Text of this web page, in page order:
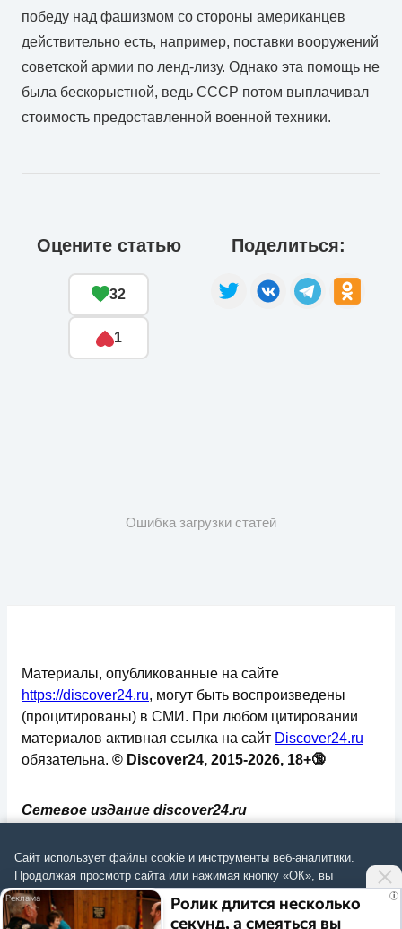
победу над фашизмом со стороны американцев
действительно есть, например, поставки вооружений
советской армии по ленд-лизу. Однако эта помощь не
была бескорыстной, ведь СССР потом выплачивал
стоимость предоставленной военной техники.
Оцените статью
32
1
Поделиться:
Ошибка загрузки статей
Сетевое издание discover24.ru
надзору в сфере связи, информационных
технологий и массовых коммуникаций
(Роскомнадзор). Регистрационный номер: ЭЛ №
ФС 77 - 73793.
Материалы, опубликованные на сайте
https://discover24.ru, могут быть воспроизведены
(процитированы) в СМИ. При любом цитировании
материалов активная ссылка на сайт Discover24.ru
обязательна. © Discover24, 2015-2026, 18+🔞
i
Ролик длится несколько
секунд, а смеяться вы
Сайт использует файлы cookie и инструменты веб-аналитики.
Продолжая просмотр сайта или нажимая кнопку «ОК», вы
подтверждаетесогласие на обработку данныхсогласноПолитике.